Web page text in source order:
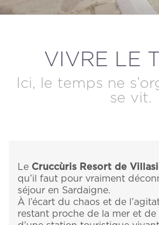
VIVRE LE
Ici, le temps ne
se vit.
Le Cruccùris Resort de
qu’il faut pour vraiment
séjour en Sardaigne.
À l’écart du chaos et de
restant proche de la mer et de